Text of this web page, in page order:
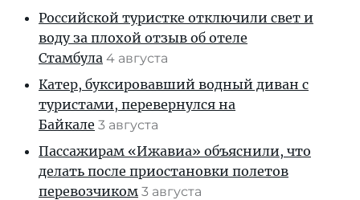
Российской туристке отключили свет и
воду за плохой отзыв об отеле
Стамбула 4 августа
Катер, буксировавший водный диван с
туристами, перевернулся на
Байкале 3 августа
Пассажирам «Ижавиа» объяснили, что
делать после приостановки полетов
перевозчиком 3 августа